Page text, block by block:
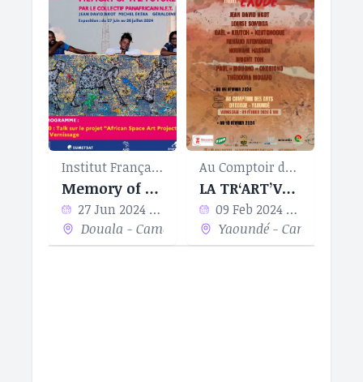
Institut Français de Douala
Memory of Today, Memory of the Future
27 Jun 2024 - 30 Sep 2024
Douala - Cameroun
Au Comptoir des Arts
LA TR‘ART’VERSÉE 2 : EXODE
09 Feb 2024 - 18 Feb 2024
Yaoundé - Cameroun